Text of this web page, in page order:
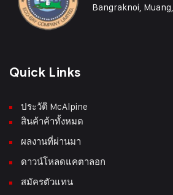
Bangraknoi,
Quick Links
ประวัติ McAlpine
สินค้าค้าทั้งหมด
ผลงานที่ผ่านมา
ดาวน์โหลดแคตาลอก
สมัครตัวแทน